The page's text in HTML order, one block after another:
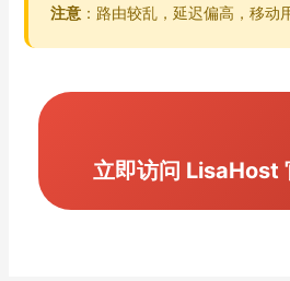
注意：路由较乱，延迟偏高，移动
立即访问 LisaHost